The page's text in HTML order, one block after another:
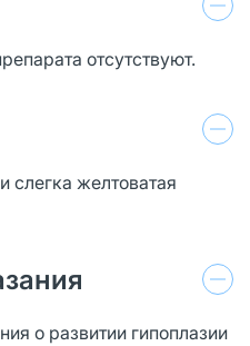
отсутствуют.
слегка желтоватая
о развитии гипоплазии